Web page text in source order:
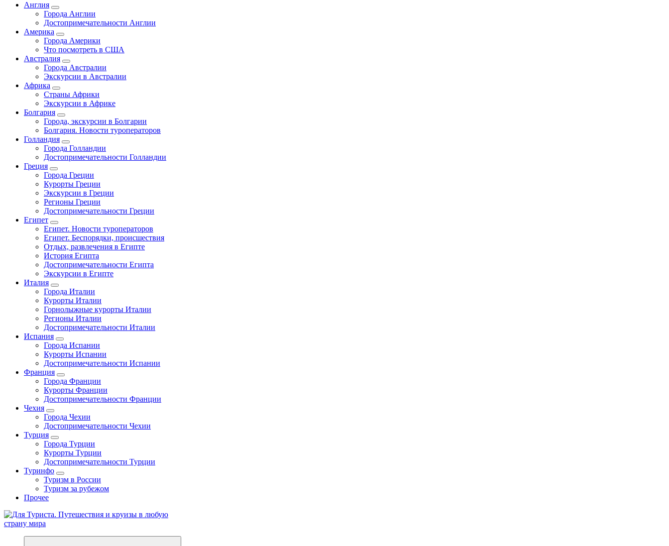
Англия
Города Англии
Достопримечательности Англии
Америка
Города Америки
Что посмотреть в США
Австралия
Города Австралии
Экскурсии в Австралии
Африка
Страны Африки
Экскурсии в Африке
Болгария
Города, экскурсии в Болгарии
Болгария. Новости туроператоров
Голландия
Города Голландии
Достопримечательности Голландии
Греция
Города Греции
Курорты Греции
Экскурсии в Греции
Регионы Греции
Достопримечательности Греции
Египет
Египет. Новости туроператоров
Египет. Беспорядки, происшествия
Отдых, развлечения в Египте
История Египта
Достопримечательности Египта
Экскурсии в Египте
Италия
Города Италии
Курорты Италии
Горнолыжные курорты Италии
Регионы Италии
Достопримечательности Италии
Испания
Города Испании
Курорты Испании
Достопримечательности Испании
Франция
Города Франции
Курорты Франции
Достопримечательности Франции
Чехия
Города Чехии
Достопримечательности Чехии
Турция
Города Турции
Курорты Турции
Достопримечательности Турции
Туринфо
Туризм в России
Туризм за рубежом
Прочее
Новости туризма, куда поехать на отдых, где провести отпуск. Горящие туры, путёвки в дома отдыха, туристическое снаряжение, путеводители по странам мира